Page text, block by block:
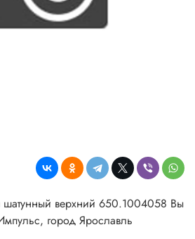
верхний 650.1004058 Вы
город Ярославль